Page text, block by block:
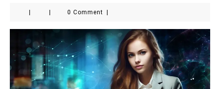
0 Comment